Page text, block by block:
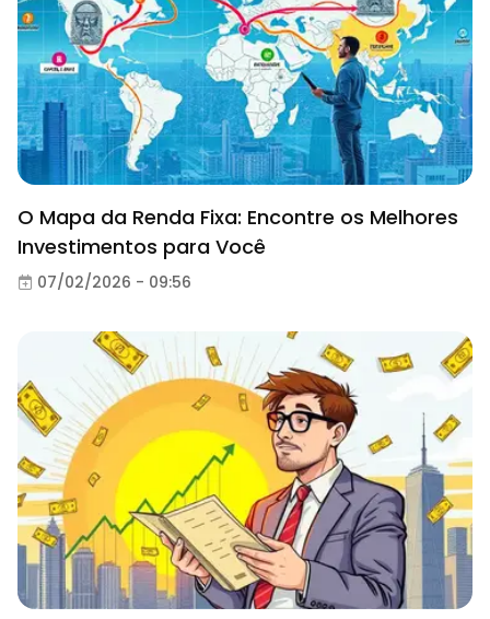
O Mapa da Renda Fixa: Encontre os Melhores
Investimentos para Você
07/02/2026 - 09:56